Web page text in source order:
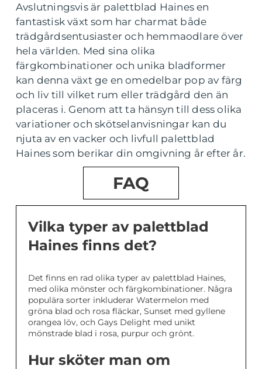
Avslutningsvis är palettblad Haines en
fantastisk växt som har charmat både
trädgårdsentusiaster och hemmaodlare över
hela världen. Med sina olika
färgkombinationer och unika bladformer
kan denna växt ge en omedelbar pop av färg
och liv till vilket rum eller trädgård den än
placeras i. Genom att ta hänsyn till dess olika
variationer och skötselanvisningar kan du
njuta av en vacker och livfull palettblad
Haines som berikar din omgivning år efter år.
FAQ
Vilka typer av palettblad
Haines finns det?
Det finns en rad olika typer av palettblad Haines,
med olika mönster och färgkombinationer. Några
populära sorter inkluderar Watermelon med
gröna blad och rosa fläckar, Sunset med gyllene
orangea löv, och Gays Delight med unikt
mönstrade blad i rosa, purpur och grönt.
Hur sköter man om